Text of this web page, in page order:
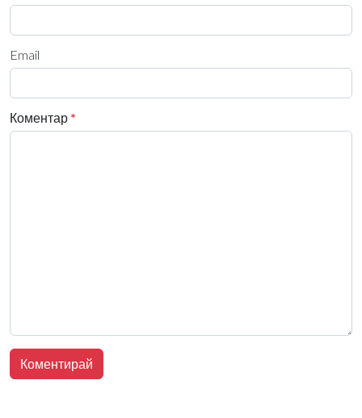
Email
Коментар *